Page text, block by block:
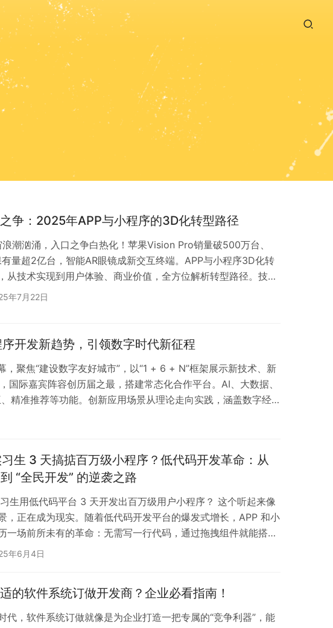
争：2025年APP与小程序的3D化转型路径
潮汹涌，入口之争白热化！苹果Vision Pro销量破500万台、
量超2亿台，智能AR眼镜成新交互终端。APP与小程序3D化转
从技术实现到用户体验、商业价值，全方位解析转型路径。技术
Unity/Unreal引擎深度沉浸，小程序以XR – FRAME轻量化突
宙2.0时代，创新者必掌未来话语权！
年7月22日
开发新趋势，引领数字时代新征程
聚焦“建设数字友好城市”，以“1 + 6 + N”框架展示新技术、新
国际嘉宾阵容创历届之最，搭建常态化合作平台。AI、大数据、
精准推荐等功能。创新应用场景从理论走向实践，涵盖数字经
AI与大数据深度融合、跨平台与云原生技术普及、安全与隐私
生 3 天搞掂百万级小程序？低代码开发革命：从
“全民开发” 的逆袭之路
生用低代码平台 3 天开发出百万级用户小程序？ 这个听起来像
，正在成为现实。随着低代码开发平台的爆发式增长，APP 和小
一场前所未有的革命：无需写一行代码，通过拖拽组件就能搭建
深度解析低代码如何重构开发逻辑，揭示其背后的技术密码、行
年6月4日
的软件系统订做开发商？企业必看指南！
代，软件系统订做就像是为企业打造一把专属的“竞争利器”，能